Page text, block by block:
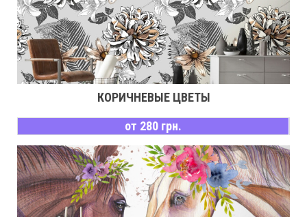
КОРИЧНЕВЫЕ ЦВЕТЫ
от 280 грн.